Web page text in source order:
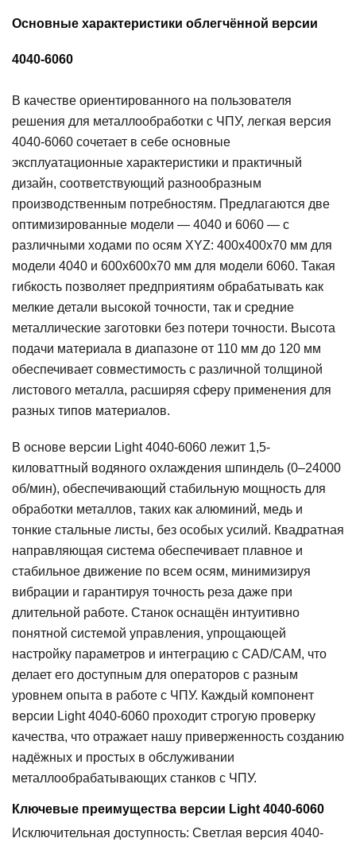
Основные характеристики облегчённой версии
4040-6060
В качестве ориентированного на пользователя
решения для металлообработки с ЧПУ, легкая версия
4040-6060 сочетает в себе основные
эксплуатационные характеристики и практичный
дизайн, соответствующий разнообразным
производственным потребностям. Предлагаются две
оптимизированные модели — 4040 и 6060 — с
различными ходами по осям XYZ: 400x400x70 мм для
модели 4040 и 600x600x70 мм для модели 6060. Такая
гибкость позволяет предприятиям обрабатывать как
мелкие детали высокой точности, так и средние
металлические заготовки без потери точности. Высота
подачи материала в диапазоне от 110 мм до 120 мм
обеспечивает совместимость с различной толщиной
листового металла, расширяя сферу применения для
разных типов материалов.
В основе версии Light 4040-6060 лежит 1,5-
киловаттный водяного охлаждения шпиндель (0–24000
об/мин), обеспечивающий стабильную мощность для
обработки металлов, таких как алюминий, медь и
тонкие стальные листы, без особых усилий. Квадратная
направляющая система обеспечивает плавное и
стабильное движение по всем осям, минимизируя
вибрации и гарантируя точность реза даже при
длительной работе. Станок оснащён интуитивно
понятной системой управления, упрощающей
настройку параметров и интеграцию с CAD/CAM, что
делает его доступным для операторов с разным
уровнем опыта в работе с ЧПУ. Каждый компонент
версии Light 4040-6060 проходит строгую проверку
качества, что отражает нашу приверженность созданию
надёжных и простых в обслуживании
металлообрабатывающих станков с ЧПУ.
Ключевые преимущества версии Light 4040-6060
Исключительная доступность: Светлая версия 4040-